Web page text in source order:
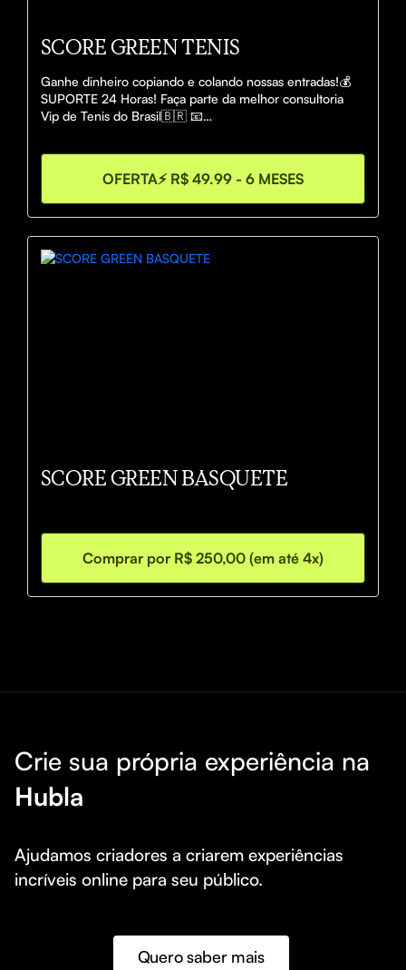
SCORE GREEN TENIS
Ganhe dinheiro copiando e colando nossas entradas!💰
SUPORTE 24 Horas! Faça parte da melhor consultoria
Vip de Tenis do Brasil🇧🇷 📧
OFERTA⚡️ R$ 49.99 - 6 MESES
SCORE GREEN BASQUETE
Comprar por R$ 250,00 (em até 4x)
Crie sua própria experiência na
Hubla
Ajudamos criadores a criarem experiências
incríveis online para seu público.
Quero saber mais